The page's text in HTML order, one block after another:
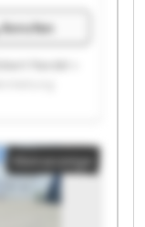
Anrufen
Robert
Robert
+
Robert
Kleinanzeige